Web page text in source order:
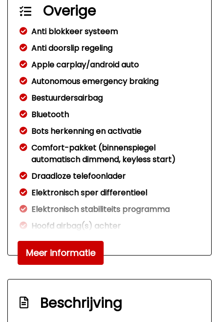
Overige
Anti blokkeer systeem
Anti doorslip regeling
Apple carplay/android auto
Autonomous emergency braking
Bestuurdersairbag
Bluetooth
Bots herkenning en activatie
Comfort-pakket (binnenspiegel
automatisch dimmend, keyless start)
Draadloze telefoonlader
Elektronisch sper differentieel
Elektronisch stabiliteits programma
Hoofd airbag(s) achter
Hoofd airbag(s) voor
Keyless entry/start
Navigatie-systeem full map + hard disk
Meer informatie
Beschrijving